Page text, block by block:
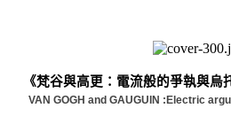
《梵谷與高更：電流般的爭執與烏
VAN GOGH and GAUGUIN :Electric